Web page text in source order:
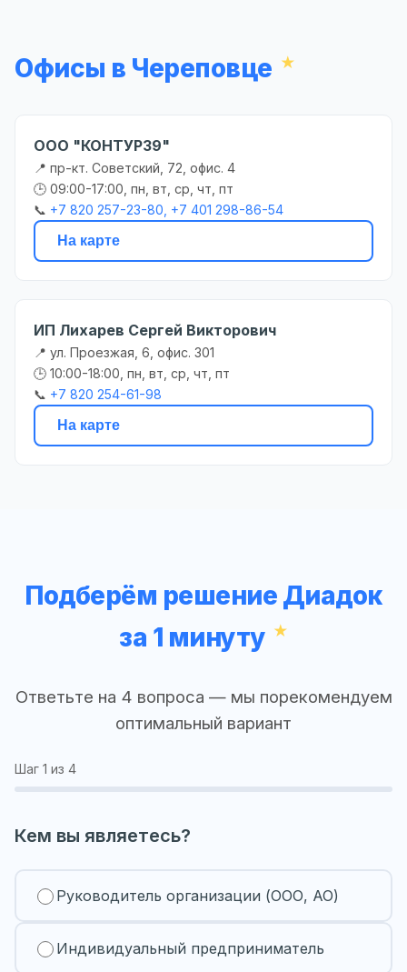
Офисы в Череповце
ООО "КОНТУР39"
📍 пр-кт. Советский, 72, офис. 4
🕒 09:00-17:00, пн, вт, ср, чт, пт
📞 +7 820 257-23-80, +7 401 298-86-54
На карте
ИП Лихарев Сергей Викторович
📍 ул. Проезжая, 6, офис. 301
🕒 10:00-18:00, пн, вт, ср, чт, пт
📞 +7 820 254-61-98
На карте
Подберём решение Диадок
за 1 минуту
Ответьте на 4 вопроса — мы порекомендуем
оптимальный вариант
Шаг 1 из 4
Кем вы являетесь?
Руководитель организации (ООО, АО)
Индивидуальный предприниматель